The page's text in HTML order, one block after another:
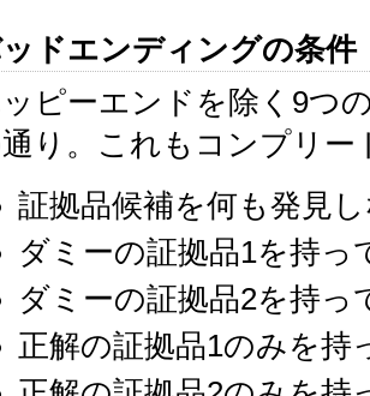
ドエンディングの条件
ピーエンドを除く9つ
り。これもコンプリー
証拠品候補を何も発見
ダミーの証拠品1を持っ
ダミーの証拠品2を持っ
正解の証拠品1のみを持